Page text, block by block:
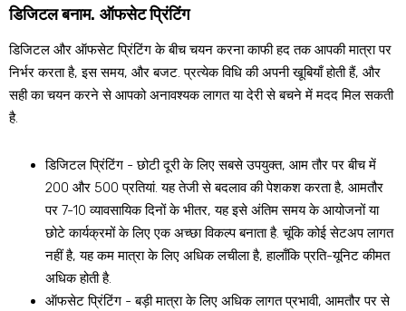
डिजिटल बनाम. ऑफसेट प्रिंटिंग
डिजिटल और ऑफसेट प्रिंटिंग के बीच चयन करना काफी हद तक आपकी मात्रा पर
निर्भर करता है, इस समय, और बजट. प्रत्येक विधि की अपनी खूबियाँ होती हैं, और
सही का चयन करने से आपको अनावश्यक लागत या देरी से बचने में मदद मिल सकती
है.
डिजिटल प्रिंटिंग - छोटी दूरी के लिए सबसे उपयुक्त, आम तौर पर बीच में
200 और 500 प्रतियां. यह तेजी से बदलाव की पेशकश करता है, आमतौर
पर 7-10 व्यावसायिक दिनों के भीतर, यह इसे अंतिम समय के आयोजनों या
छोटे कार्यक्रमों के लिए एक अच्छा विकल्प बनाता है. चूंकि कोई सेटअप लागत
नहीं है, यह कम मात्रा के लिए अधिक लचीला है, हालाँकि प्रति-यूनिट कीमत
अधिक होती है.
ऑफसेट प्रिंटिंग - बड़ी मात्रा के लिए अधिक लागत प्रभावी, आमतौर पर से